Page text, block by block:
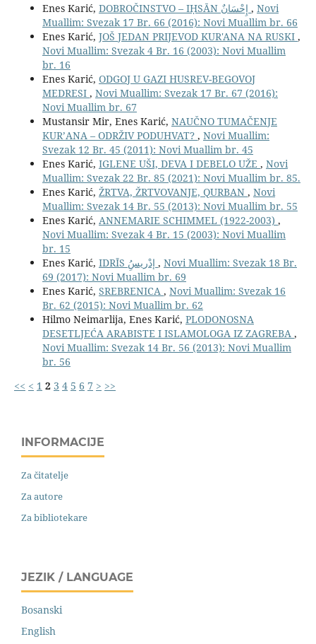
Enes Karić, , Novi
Muallim: Svezak 17 Br. 66 (2016): Novi Muallim br. 66
Enes Karić, JOŠ JEDAN PRIJEVOD KUR'ANA NA RUSKI ,
Novi Muallim: Svezak 4 Br. 16 (2003): Novi Muallim
br. 16
Enes Karić, ODGOJ U GAZI HUSREV-BEGOVOJ
MEDRESI , Novi Muallim: Svezak 17 Br. 67 (2016):
Novi Muallim br. 67
Mustansir Mir, Enes Karić, NAUČNO TUMAČENJE
KUR’ANA – ODRŽIV PODUHVAT? , Novi Muallim:
Svezak 12 Br. 45 (2011): Novi Muallim br. 45
Enes Karić, IGLENE UŠI, DEVA I DEBELO UŽE , Novi
Muallim: Svezak 22 Br. 85 (2021): Novi Muallim br. 85.
Enes Karić, ŽRTVA, ŽRTVOVANJE, QURBAN , Novi
Muallim: Svezak 14 Br. 55 (2013): Novi Muallim br. 55
Enes Karić, ANNEMARIE SCHIMMEL (1922-2003) ,
Novi Muallim: Svezak 4 Br. 15 (2003): Novi Muallim
br. 15
Enes Karić,
, Novi Muallim: Svezak 18 Br.
69 (2017): Novi Muallim br. 69
Enes Karić, SREBRENICA , Novi Muallim: Svezak 16
Br. 62 (2015): Novi Muallim br. 62
Hilmo Neimarlija, Enes Karić, PLODONOSNA
DESETLJEĆA ARABISTE I ISLAMOLOGA IZ ZAGREBA ,
Novi Muallim: Svezak 14 Br. 56 (2013): Novi Muallim
br. 56
<< < 1 2 3 4 5 6 7 > >>
INFORMACIJE
Za čitatelje
Za autore
Za bibliotekare
JEZIK / LANGUAGE
Bosanski
English